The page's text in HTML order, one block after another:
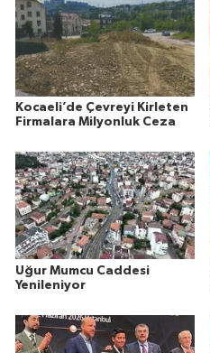
Kocaeli’de Çevreyi Kirleten
Firmalara Milyonluk Ceza
Uğur Mumcu Caddesi
Yenileniyor